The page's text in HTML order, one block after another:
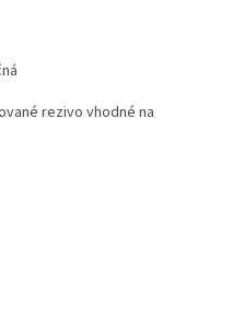
rezivo vhodné na